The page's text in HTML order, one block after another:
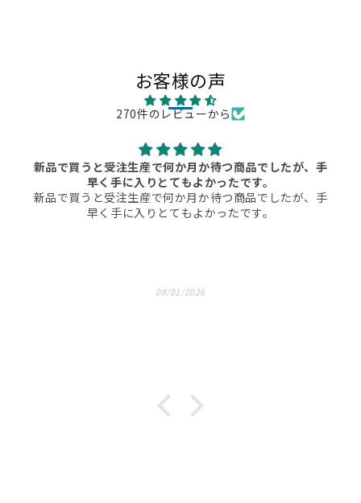
お客様の声
270件のレビューから
新品で買うと受注生産で何か月か待つ商品でしたが、手
早く手に入りとてもよかったです。
新品で買うと受注生産で何か月か待つ商品でしたが、手
早く手に入りとてもよかったです。
08/01/2026